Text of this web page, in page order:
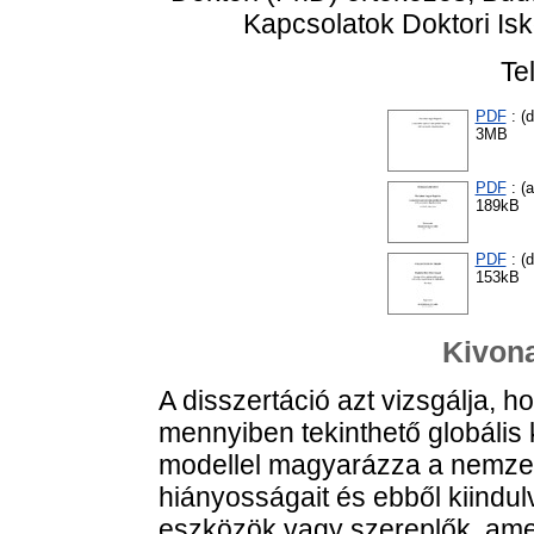
Kapcsolatok Doktori
PDF:
3MB
PDF:
189kB
PDF:
153kB
A disszertáció azt vizsgálja,
mennyiben tekinthető
modellel magyarázza a
hiányosságait és ebből